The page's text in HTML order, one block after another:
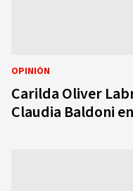
OPINIÓN
Carilda Oliver
Claudia Baldoni